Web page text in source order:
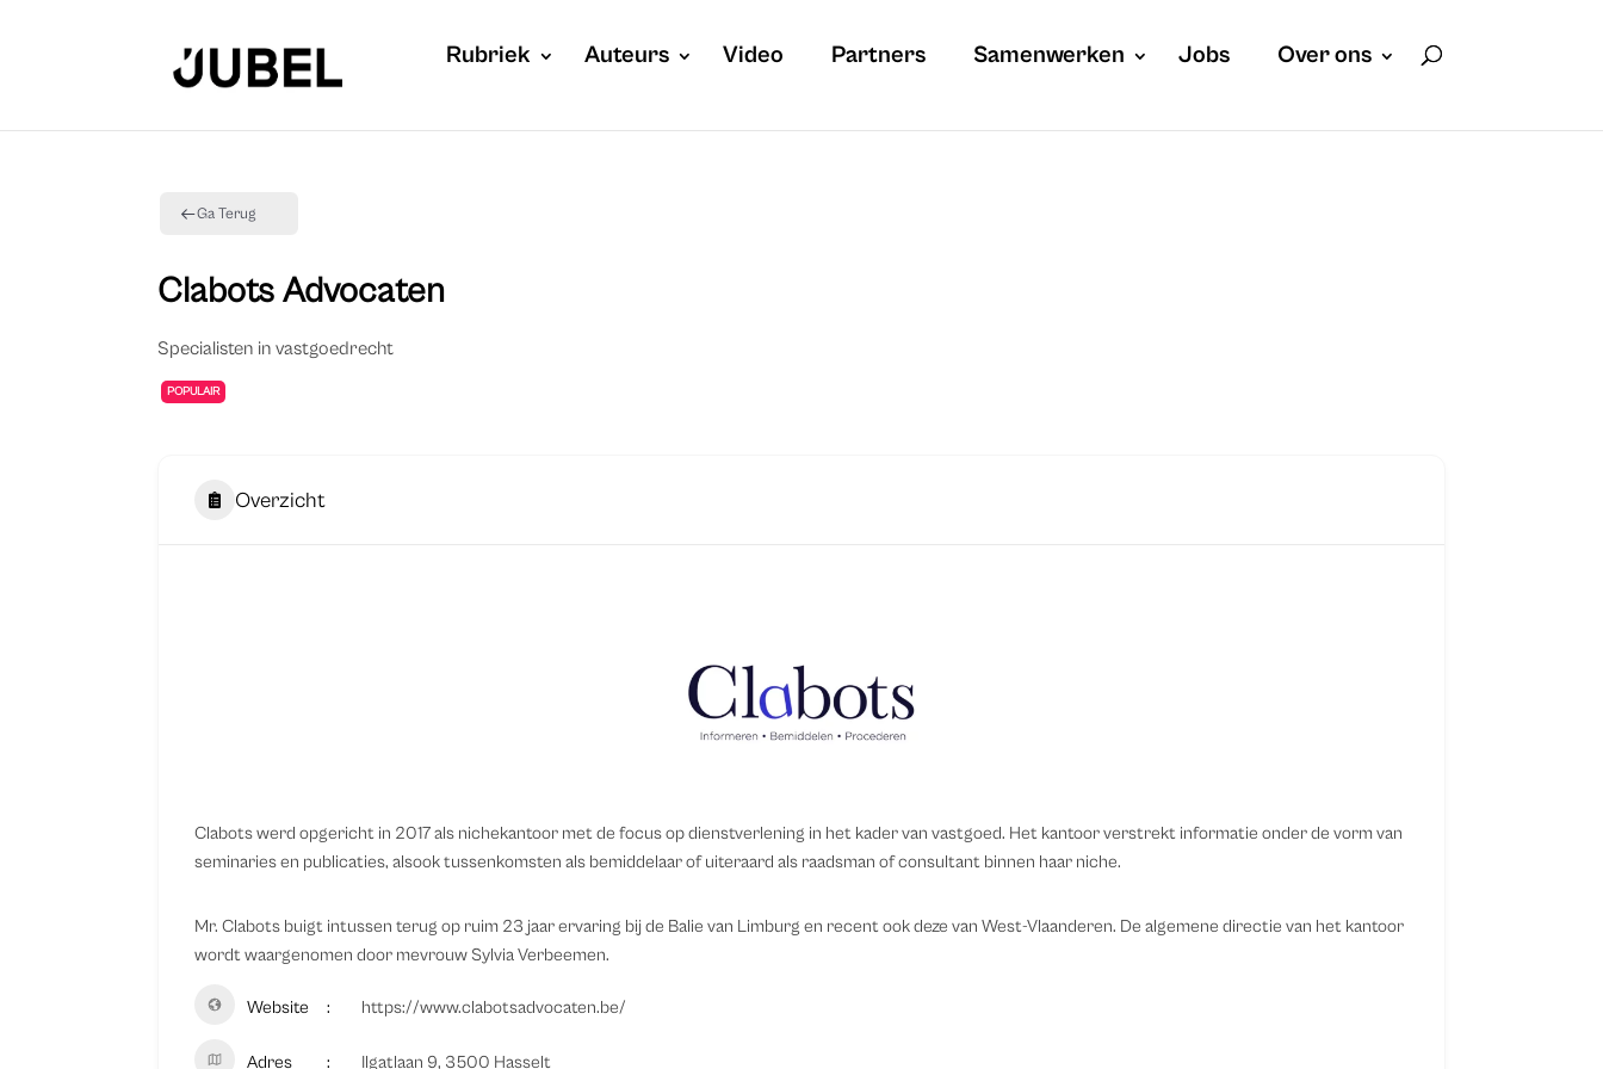
Rubriek Auteurs Video Partners Samenwerken Jobs Over ons
Ga Terug
Clabots Advocaten
Specialisten in vastgoedrecht
POPULAIR
Overzicht
Clabots werd opgericht in 2017 als nichekantoor met de focus op dienstverlening in het kader van vastgoed. Het kantoor verstrekt informatie onder de vorm van
seminaries en publicaties, alsook tussenkomsten als bemiddelaar of uiteraard als raadsman of consultant binnen haar niche.
Mr. Clabots buigt intussen terug op ruim 23 jaar ervaring bij de Balie van Limburg en recent ook deze van West-Vlaanderen. De algemene directie van het kantoor
wordt waargenomen door mevrouw Sylvia Verbeemen.
Website https://www.clabotsadvocaten.be/
Adres Ilgatlaan 9, 3500 Hasselt